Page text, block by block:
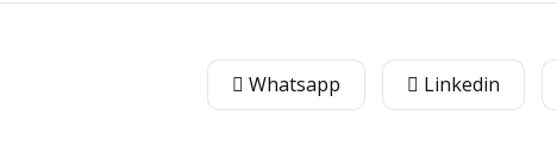
Whatsapp Linkedin